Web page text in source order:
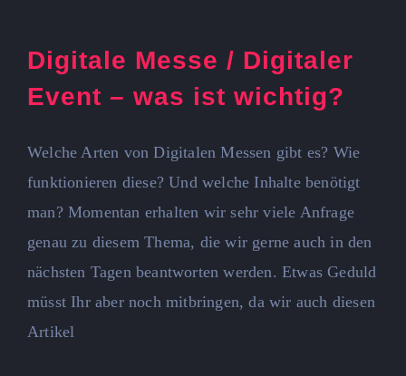
Digitale Messe / Digitaler
Event – was ist wichtig?
Welche Arten von Digitalen Messen gibt es? Wie
funktionieren diese? Und welche Inhalte benötigt
man? Momentan erhalten wir sehr viele Anfrage
genau zu diesem Thema, die wir gerne auch in den
nächsten Tagen beantworten werden. Etwas Geduld
müsst Ihr aber noch mitbringen, da wir auch diesen
Artikel